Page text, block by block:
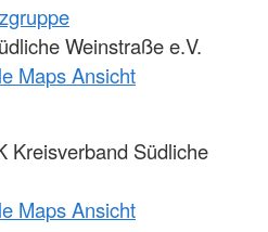
Weinstraße e.V.
Maps Ansicht
Kreisverband Südliche
Maps Ansicht